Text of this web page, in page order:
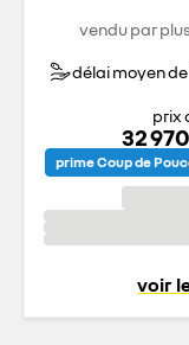
vendu par
délai moyen
prix
32
prime Coup de
voir